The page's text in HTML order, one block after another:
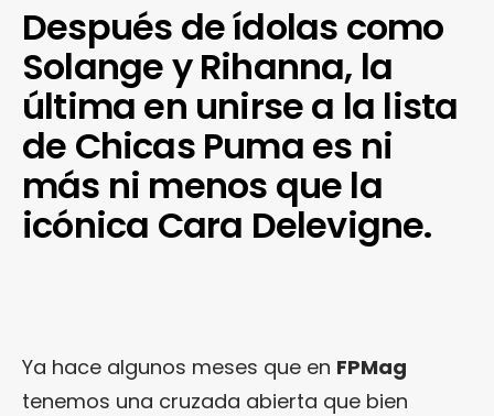
Después de ídolas como
Solange y Rihanna, la
última en unirse a la lista
de Chicas Puma es ni
más ni menos que la
icónica Cara Delevigne.
Ya hace algunos meses que en FPMag
tenemos una cruzada abierta que bien